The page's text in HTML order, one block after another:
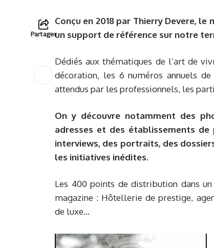
Partager
Conçu en 2018 par Thierry Devere, le
un support de référence sur notre
Dédiés aux thématiques de l’art de
décoration, les 6 numéros annuels
attendus par les professionnels, les
On y découvre notamment des
adresses et des établissements
interviews, des portraits, des
les initiatives inédites.
Les 400 points de distribution dans
magazine : Hôtellerie de prestige,
de luxe…